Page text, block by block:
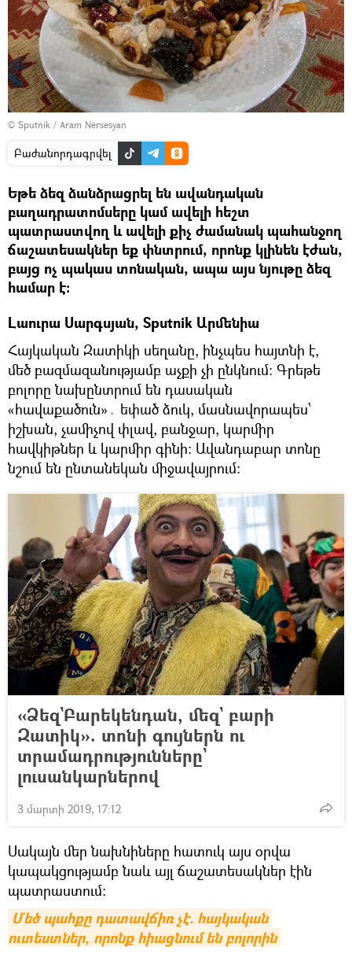
© Sputnik / Aram Nersesyan
Բաժանորդագրվել
Եթե ձեզ ձանձրացրել են ավանդական
բաղադրատոմսերը կամ ավելի հեշտ
պատրաստվող և ավելի քիչ ժամանակ պահանջող
ճաշատեսակներ եք փնտրում, որոնք կլինեն էժան,
բայց ոչ պակաս տոնական, ապա այս նյութը ձեզ
համար է։
Լաուրա Սարգսյան, Sputnik Արմենիա
Հայկական Զատիկի սեղանը, ինչպես հայտնի է,
մեծ բազմազանությամբ աչքի չի ընկնում։ Գրեթե
բոլորը նախընտրում են դասական
«հավաքածուն»․ եփած ձուկ, մասնավորապես՝
իշխան, չամիչով փլավ, բանջար, կարմիր
հավկիթներ և կարմիր գինի։ Ավանդաբար տոնը
նշում են ընտանեկան միջավայրում։
«Ձեզ`Բարեկենդան, մեզ` բարի
Զատիկ». տոնի գույներն ու
տրամադրությունները`
լուսանկարներով
3 մարտի 2019, 17:12
Սակայն մեր նախնիները հատուկ այս օրվա
կապակցությամբ նաև այլ ճաշատեսակներ էին
պատրաստում։
Մեծ պահքը դատավճիռ չէ. հայկական
ուտեստներ, որոնք հիացնում են բոլորին